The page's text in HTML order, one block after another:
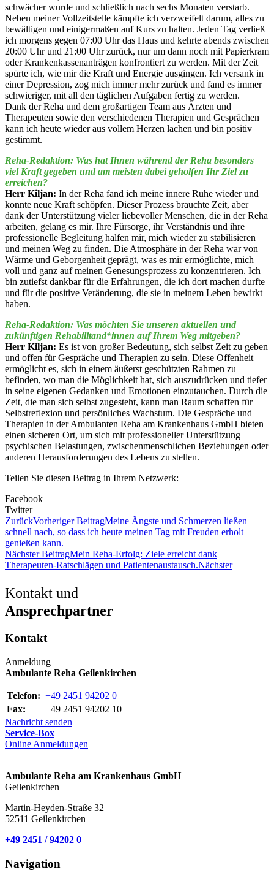
schwächer wurde und schließlich nach sechs Monaten verstarb.
Neben meiner Vollzeitstelle kämpfte ich verzweifelt darum, alles zu
bewältigen und einigermaßen auf Kurs zu halten. Jeden Tag verließ
ich morgens gegen 07:00 Uhr das Haus und kehrte abends zwischen
20:00 Uhr und 21:00 Uhr zurück, nur um dann noch mit Papierkram
oder Krankenkassenanträgen konfrontiert zu werden. Mit der Zeit
spürte ich, wie mir die Kraft und Energie ausgingen. Ich versank in
einer Depression, zog mich immer mehr zurück und fand es immer
schwieriger, mit all den täglichen Aufgaben fertig zu werden.
Dank der Reha und dem großartigen Team aus Ärzten und
Therapeuten sowie den verschiedenen Therapien und Gesprächen
kann ich heute wieder aus vollem Herzen lachen und bin positiv
gestimmt.
Reha-Redaktion: Was hat Ihnen während der Reha besonders
viel Kraft gegeben und am meisten dabei geholfen Ihr Ziel zu
erreichen?
Herr Kiljan: In der Reha fand ich meine innere Ruhe wieder und
konnte neue Kraft schöpfen. Dieser Prozess brauchte Zeit, aber
dank der Unterstützung vieler liebevoller Menschen, die in der Reha
arbeiten, gelang es mir. Ihre Fürsorge, ihr Verständnis und ihre
professionelle Begleitung halfen mir, mich wieder zu stabilisieren
und meinen Weg zu finden. Die Atmosphäre in der Reha war von
Wärme und Geborgenheit geprägt, was es mir ermöglichte, mich
voll und ganz auf meinen Genesungsprozess zu konzentrieren. Ich
bin zutiefst dankbar für die Erfahrungen, die ich dort machen durfte
und für die positive Veränderung, die sie in meinem Leben bewirkt
haben.
Reha-Redaktion: Was möchten Sie unseren aktuellen und
zukünftigen Rehabilitand*innen auf Ihrem Weg mitgeben?
Herr Kiljan: Es ist von großer Bedeutung, sich selbst Zeit zu geben
und offen für Gespräche und Therapien zu sein. Diese Offenheit
ermöglicht es, sich in einem äußerst geschützten Rahmen zu
befinden, wo man die Möglichkeit hat, sich auszudrücken und tiefer
in seine eigenen Gedanken und Emotionen einzutauchen. Durch die
Zeit, die man sich selbst zugesteht, kann man Raum schaffen für
Selbstreflexion und persönliches Wachstum. Die Gespräche und
Therapien in der Ambulanten Reha am Krankenhaus GmbH bieten
einen sicheren Ort, um sich mit professioneller Unterstützung
psychischen Belastungen, zwischenmenschlichen Beziehungen oder
anderen Herausforderungen des Lebens zu stellen.
Teilen Sie diesen Beitrag in Ihrem Netzwerk:​
Facebook
Twitter
ZurückVorheriger BeitragMeine Ängste und Schmerzen ließen
schnell nach, so dass ich heute meinen Tag mit Freuden erholt
genießen kann.
Nächster BeitragMein Reha-Erfolg: Ziele erreicht dank
Therapeuten-Ratschlägen und Patientenaustausch.Nächster
Kontakt und
Ansprechpartner
Kontakt
Anmeldung
Ambulante Reha Geilenkirchen
Telefon: +49 2451 94202 0
Fax:
+49 2451 94202 10
Nachricht senden
Service-Box
Online Anmeldungen
Ambulante Reha am Krankenhaus GmbH
Geilenkirchen
Martin-Heyden-Straße 32
52511 Geilenkirchen
+49 2451 / 94202 0
Navigation